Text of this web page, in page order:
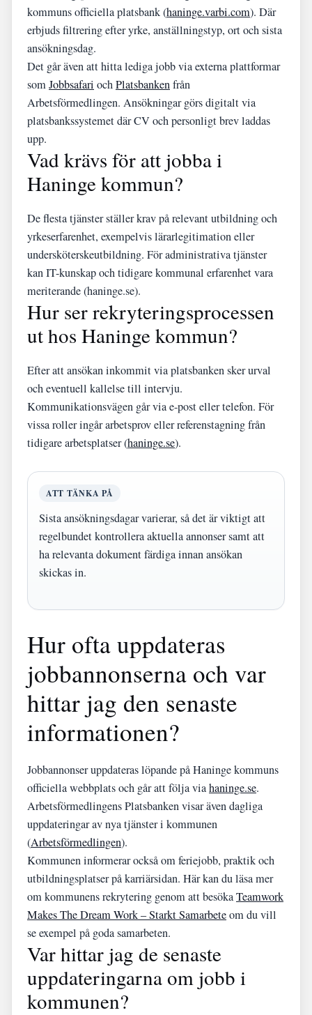
kommuns officiella platsbank (haninge.varbi.com). Där
erbjuds filtrering efter yrke, anställningstyp, ort och sista
ansökningsdag.
Det går även att hitta lediga jobb via externa plattformar
somJobbsafari ochPlatsbankenfrån
Arbetsförmedlingen. Ansökningar görs digitalt via
platsbankssystemet där CV och personligt brev laddas
upp.
Vad krävs för att jobba i
Haninge kommun?
De flesta tjänster ställer krav på relevant utbildning och
yrkeserfarenhet, exempelvis lärarlegitimation eller
undersköterskeutbildning. För administrativa tjänster
kan IT-kunskap och tidigare kommunal erfarenhet vara
meriterande (haninge.se).
Hur ser rekryteringsprocessen
ut hos Haninge kommun?
Efter att ansökan inkommit via platsbanken sker urval
och eventuell kallelse till intervju.
Kommunikationsvägen går via e-post eller telefon. För
vissa roller ingår arbetsprov eller referenstagning från
tidigare arbetsplatser (haninge.se).
ATT TÄNKA PÅ
Sista ansökningsdagar varierar, så det är viktigt att
regelbundet kontrollera aktuella annonser samt att
ha relevanta dokument färdiga innan ansökan
skickas in.
Hur ofta uppdateras
jobbannonserna och var
hittar jag den senaste
informationen?
Jobbannonser uppdateras löpande på Haninge kommuns
officiella webbplats och går att följa viahaninge.se.
Arbetsförmedlingens Platsbanken visar även dagliga
uppdateringar av nya tjänster i kommunen
(Arbetsförmedlingen).
Kommunen informerar också om feriejobb, praktik och
utbildningsplatser på karriärsidan. Här kan du läsa mer
om kommunens rekrytering genom att besökaTeamwork
Makes The Dream Work – Starkt Samarbeteom du vill
se exempel på goda samarbeten.
Var hittar jag de senaste
uppdateringarna om jobb i
kommunen?